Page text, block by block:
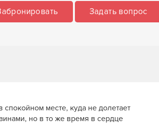
Задать вопрос
месте, куда не долетает
но в то же время в сердце